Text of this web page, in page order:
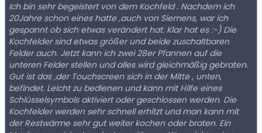
Ich bin sehr begeistert von dem Kochfeld . Nachdem ich
20Jahre schon eines hatte ,auch von Siemens, war ich
gespannt ob sich etwas verändert hat. Klar hat es :-) Die
Kochfelder sind etwas größer und beide zuschaltbaren
Felder auch. Jetzt kann ich zwei 28er Pfannen auf die
unteren Felder stellen und alles wird gleichmäßig gebraten.
Gut ist das ,der Touchscreen sich in der Mitte , unten,
befindet. Leicht zu bedienen und kann mit Hilfe eines
Schlüsselsymbols aktiviert oder geschlossen werden. Die
Kochfelder werden sehr schnell erhitzt und man kann mit
der Restwärme sehr gut weiter kochen oder braten. Ein